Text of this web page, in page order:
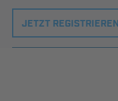
JETZT REGISTRIEREN